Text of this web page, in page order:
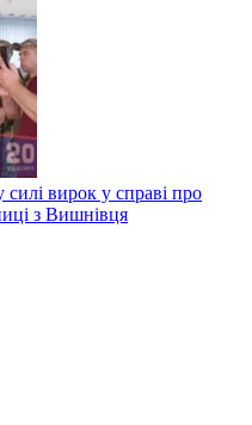
вирок у справі про
з Вишнівця